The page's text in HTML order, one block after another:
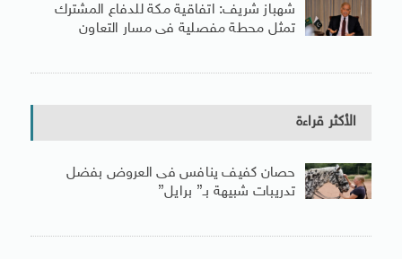
شهباز شريف: اتفاقية مكة للدفاع المشترك
تمثل محطة مفصلية فى مسار التعاون
الأكثر قراءة
حصان كفيف ينافس فى العروض بفضل
تدريبات شبيهة بـ” برايل”